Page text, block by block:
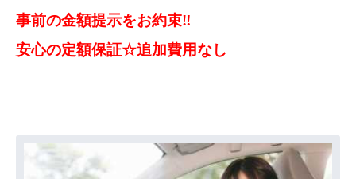
事前の金額提示をお約束‼
安心の定額保証☆追加費用なし